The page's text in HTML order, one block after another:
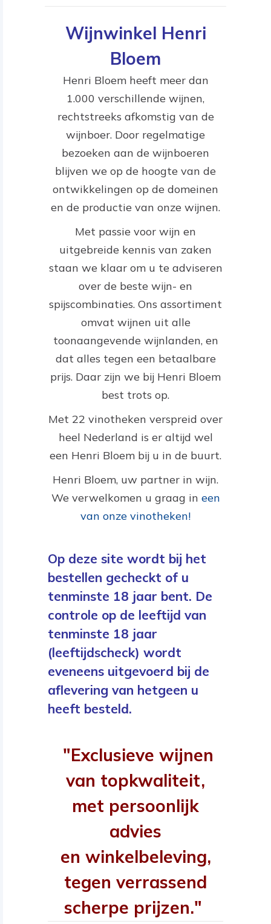
Wijnwinkel Henri
Bloem
Henri Bloem heeft meer dan
1.000 verschillende wijnen,
rechtstreeks afkomstig van de
wijnboer. Door regelmatige
bezoeken aan de wijnboeren
blijven we op de hoogte van de
ontwikkelingen op de domeinen
en de productie van onze wijnen.
Met passie voor wijn en
uitgebreide kennis van zaken
staan we klaar om u te adviseren
over de beste wijn- en
spijscombinaties. Ons assortiment
omvat wijnen uit alle
toonaangevende wijnlanden, en
dat alles tegen een betaalbare
prijs. Daar zijn we bij Henri Bloem
best trots op.
Met 22 vinotheken verspreid over
heel Nederland is er altijd wel
een Henri Bloem bij u in de buurt.
Henri Bloem, uw partner in wijn.
We verwelkomen u graag in een
van onze vinotheken!
Op deze site wordt bij het
bestellen gecheckt of u
tenminste 18 jaar bent. De
controle op de leeftijd van
tenminste 18 jaar
(leeftijdscheck) wordt
eveneens uitgevoerd bij de
aflevering van hetgeen u
heeft besteld.
"Exclusieve wijnen
van topkwaliteit,
met persoonlijk
advies
en winkelbeleving,
tegen verrassend
scherpe prijzen."